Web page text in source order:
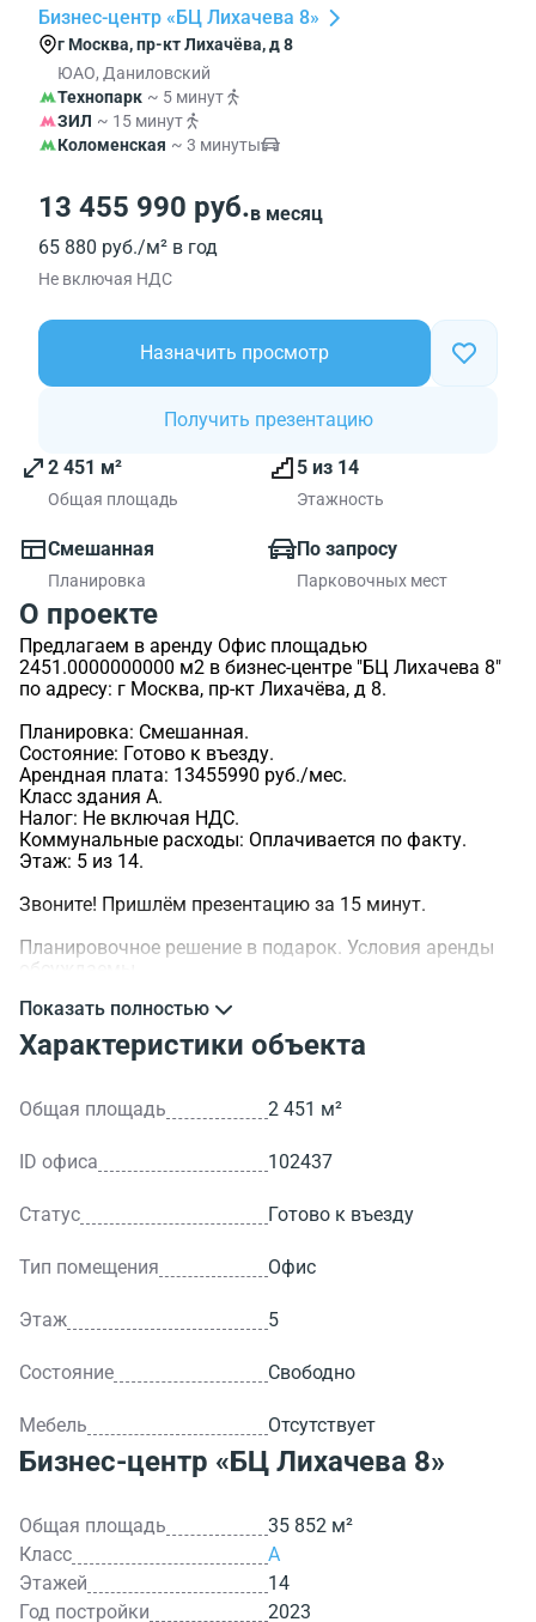
Бизнес-центр «БЦ Лихачева 8»
г Москва, пр-кт Лихачёва, д 8
ЮАО, Даниловский
Технопарк ~ 5 минут
ЗИЛ ~ 15 минут
Коломенская ~ 3 минуты
13 455 990 руб.в месяц
65 880 руб./м² в год
Не включая НДС
Назначить просмотр
Получить презентацию
2 451 м²
Общая площадь
5 из 14
Этажность
Смешанная
Планировка
По запросу
Парковочных мест
О проекте
Предлагаем в аренду Офис площадью
2451.0000000000 м2 в бизнес-центре "БЦ Лихачева 8"
по адресу: г Москва, пр-кт Лихачёва, д 8.
Планировка: Смешанная.
Состояние: Готово к въезду.
Арендная плата: 13455990 руб./мес.
Класс здания A.
Налог: Не включая НДС.
Коммунальные расходы: Оплачивается по факту.
Этаж: 5 из 14.
Звоните! Пришлём презентацию за 15 минут.
Планировочное решение в подарок. Условия аренды
обсуждаемы.
>ID объекта - 102437.
Показать полностью
Характеристики объекта
Общая площадь 2 451 м²
ID офиса 102437
Статус Готово к въезду
Тип помещения Офис
Этаж 5
Состояние Свободно
Мебель Отсутствует
Бизнес-центр «БЦ Лихачева 8»
Общая площадь
35 852 м²
Класс
A
Этажей
14
Год постройки
2023